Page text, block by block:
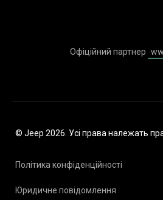
Офіційний партнер
© Jeep 2026. Усі права належать
Політика конфіденційності
Юридичне повідомлення